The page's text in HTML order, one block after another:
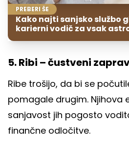
PREBERI ŠE
Kako najti sanjsko službo
karierni vodič za vsak
5. Ribi – čustveni
Ribe trošijo, da bi se
pomagale drugim. Njihova
sanjavost jih pogosto
finančne odločitve.